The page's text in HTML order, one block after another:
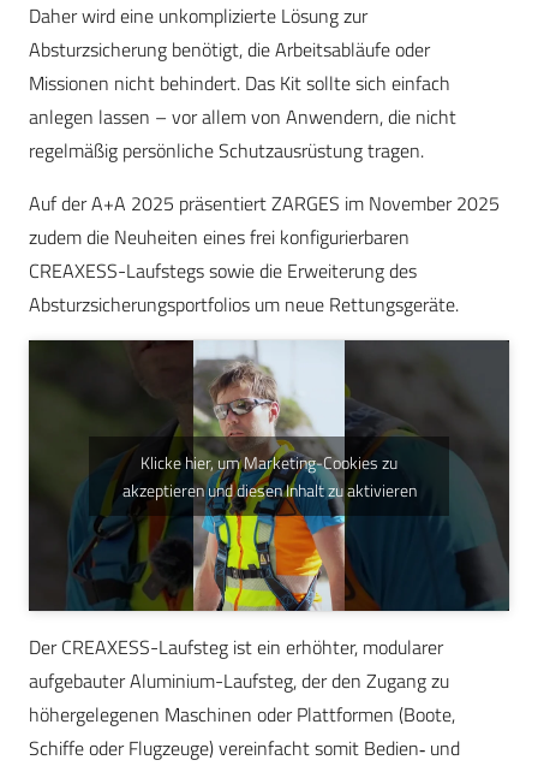
Daher wird eine unkomplizierte Lösung zur
Absturzsicherung benötigt, die Arbeitsabläufe oder
Missionen nicht behindert. Das Kit sollte sich einfach
anlegen lassen – vor allem von Anwendern, die nicht
regelmäßig persönliche Schutzausrüstung tragen.
Auf der A+A 2025 präsentiert ZARGES im November 2025
zudem die Neuheiten eines frei konfigurierbaren
CREAXESS-Laufstegs sowie die Erweiterung des
Absturzsicherungsportfolios um neue Rettungsgeräte.
Klicke hier, um Marketing-Cookies zu
akzeptieren und diesen Inhalt zu aktivieren
Der CREAXESS-Laufsteg ist ein erhöhter, modularer
aufgebauter Aluminium-Laufsteg, der den Zugang zu
höhergelegenen Maschinen oder Plattformen (Boote,
Schiffe oder Flugzeuge) vereinfacht somit Bedien‑ und